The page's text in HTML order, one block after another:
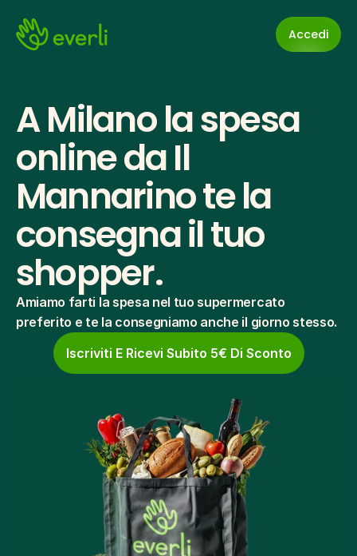
Accedi
A Milano la spesa
online da Il
Mannarino te la
consegna il tuo
shopper.
Amiamo farti la spesa nel tuo supermercato
preferito e te la consegniamo anche il giorno stesso.
Iscriviti E Ricevi Subito 5€ Di Sconto